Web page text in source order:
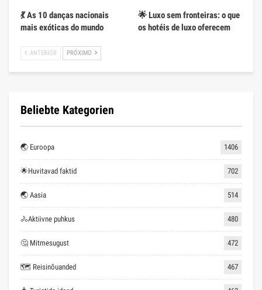
💃 As 10 danças nacionais
mais exóticas do mundo
🌟 Luxo sem fronteiras: o que
os hotéis de luxo oferecem
ANTERIOR PRÓXIMO
Beliebte Kategorien
🌏 Euroopa 1406
🌟Huvitavad faktid 702
🌏 Aasia 514
🚴Aktiivne puhkus 480
🤔 Mitmesugust 472
🗺 Reisinõuanded 467